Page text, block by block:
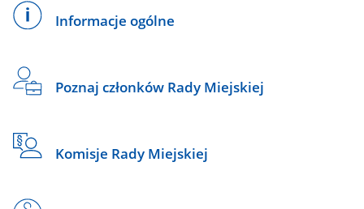
Informacje ogólne
Poznaj członków Rady Miejskiej
Komisje Rady Miejskiej